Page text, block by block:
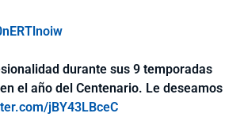
durante sus 9 temporadas
el año del Centenario. Le deseamos
jBY43LBceC